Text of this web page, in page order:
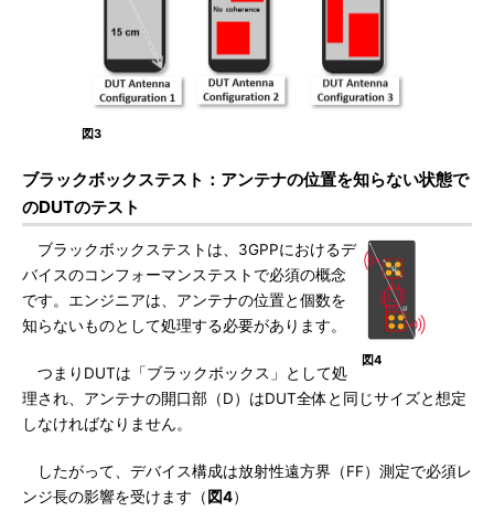
図3
ブラックボックステスト：アンテナの位置を知らない状態で
のDUTのテスト
図4
ブラックボックステストは、3GPPにおけるデ
バイスのコンフォーマンステストで必須の概念
です。エンジニアは、アンテナの位置と個数を
知らないものとして処理する必要があります。
つまりDUTは「ブラックボックス」として処
理され、アンテナの開口部（D）はDUT全体と同じサイズと想定
しなければなりません。
したがって、デバイス構成は放射性遠方界（FF）測定で必須レ
ンジ長の影響を受けます（図4）